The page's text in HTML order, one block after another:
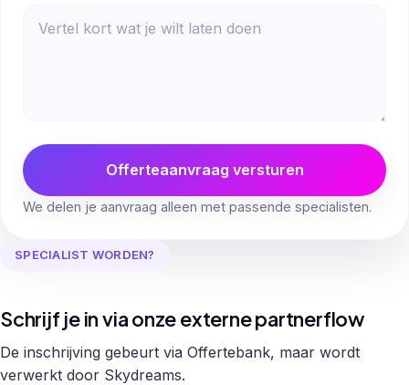
Offerteaanvraag versturen
We delen je aanvraag alleen met passende specialisten.
SPECIALIST WORDEN?
Schrijf je in via onze externe partnerflow
De inschrijving gebeurt via Offertebank, maar wordt
verwerkt door Skydreams.